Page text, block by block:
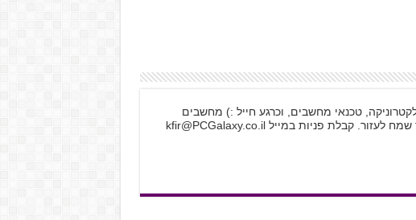
24. הנדסאי אלקטרוניקה, טכנאי מחשבים, וכרגע חייל :) מחשבים
לעזור. קבלת פניות במיילkfir@PCGalaxy.co.il